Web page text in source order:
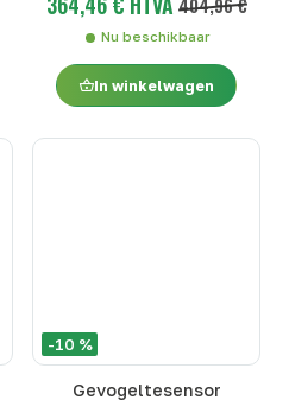
404,96 €
Nu beschikbaar
In winkelwagen
-10 %
Gevogeltesensor